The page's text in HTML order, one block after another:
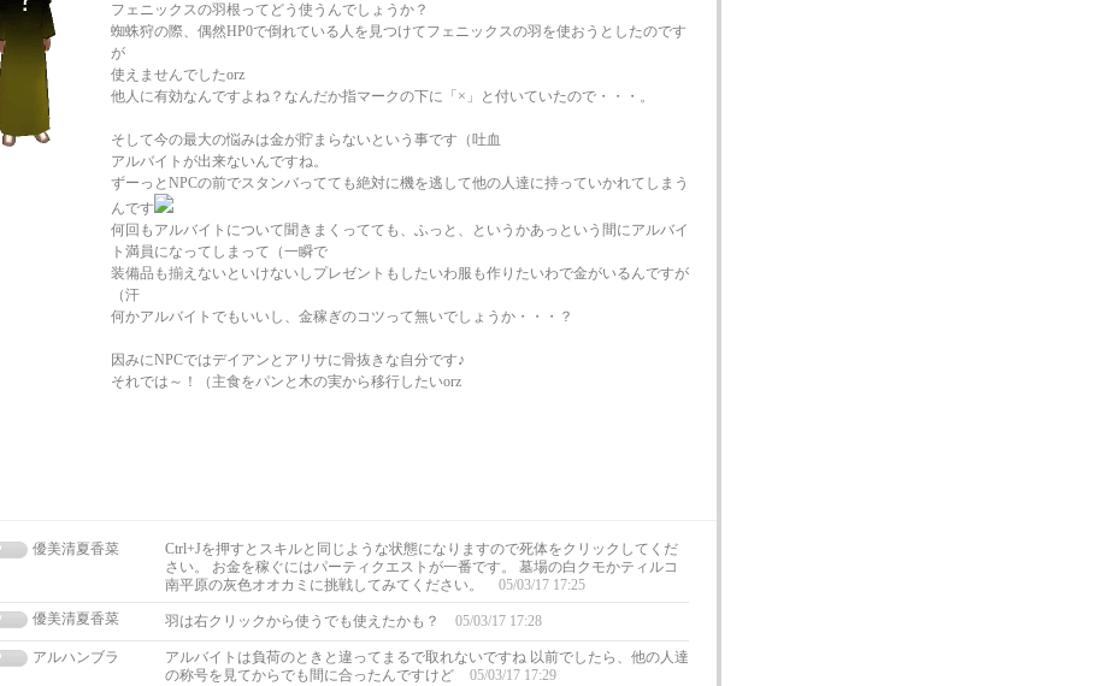
フェニックスの羽根ってどう使うんでしょうか？
蜘蛛狩の際、偶然HP0で倒れている人を見つけてフェニックスの羽を使おうとしたのです
が
使えませんでしたorz
他人に有効なんですよね？なんだか指マークの下に「×」と付いていたので・・・。
そして今の最大の悩みは金が貯まらないという事です（吐血
アルバイトが出来ないんですね。
ずーっとNPCの前でスタンバってても絶対に機を逃して他の人達に持っていかれてしまう
んです
何回もアルバイトについて聞きまくってても、ふっと、というかあっという間にアルバイ
ト満員になってしまって（一瞬で
装備品も揃えないといけないしプレゼントもしたいわ服も作りたいわで金がいるんですが
（汗
何かアルバイトでもいいし、金稼ぎのコツって無いでしょうか・・・？
因みにNPCではデイアンとアリサに骨抜きな自分です♪
それでは～！（主食をパンと木の実から移行したいorz
優美清夏香菜
Ctrl+Jを押すとスキルと同じような状態になりますので死体をクリックしてくだ
さい。 お金を稼ぐにはパーティクエストが一番です。 墓場の白クモかティルコ
南平原の灰色オオカミに挑戦してみてください。
05/03/17 17:25
優美清夏香菜
羽は右クリックから使うでも使えたかも？ 05/03/17 17:28
アルハンブラ
アルバイトは負荷のときと違ってまるで取れないですね 以前でしたら、他の人達
の称号を見てからでも間に合ったんですけど
05/03/17 17:29